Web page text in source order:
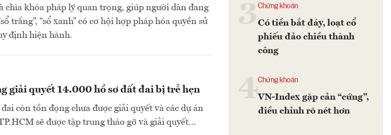
khóa pháp lý quan trọng, giúp người dân đang
trắng”, “sổ xanh” có cơ hội hợp pháp hóa quyền sử
định hiện hành.
giải quyết 14.000 hồ sơ đất đai bị trễ hẹn
còn tồn đọng chưa được giải quyết và các dự án
sẽ được tập trung tháo gỡ và giải quyết…
Chứng khoán
Có tiền bắt đáy, loạt cổ
phiếu đảo chiều thành
công
4Chứng khoán
VN-Index gặp cản “cứng”,
điều chỉnh rõ nét hơn